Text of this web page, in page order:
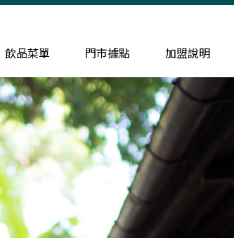
飲品菜單 門市據點 加盟說明